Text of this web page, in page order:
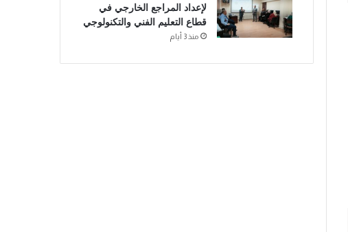
لإعداد المراجع الخارجي في
قطاع التعليم الفني والتكنولوجي
منذ 3 أيام